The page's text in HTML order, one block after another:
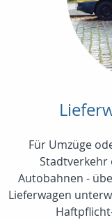
Für Umzüge
Stadtverkehr
Autobahnen -
Lieferwagen